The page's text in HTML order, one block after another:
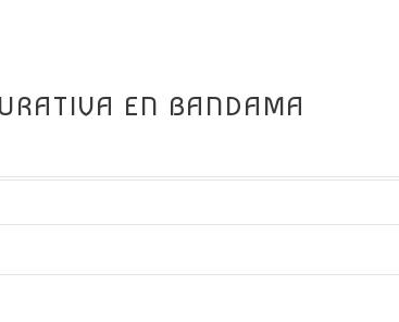
EN BANDAMA